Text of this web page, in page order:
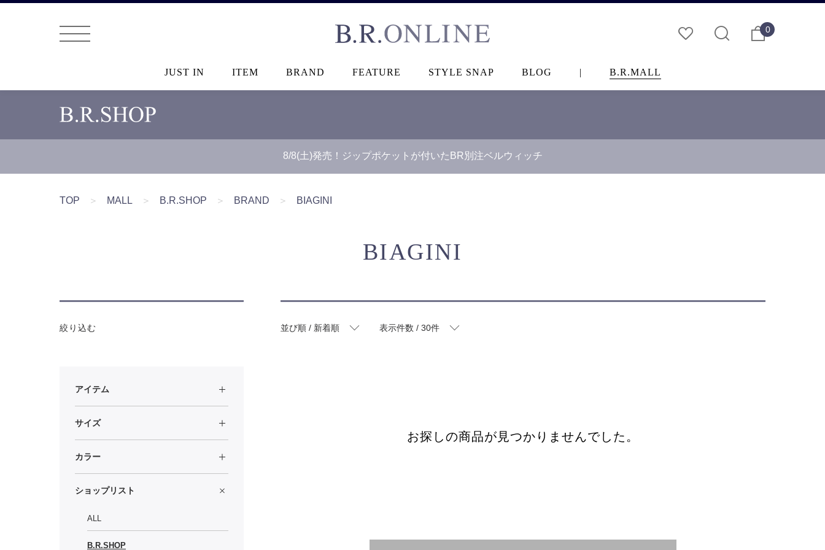
0
JUST IN ITEM BRAND FEATURE STYLE SNAP BLOG | B.R.MALL
8/8(土)発売！ジップポケットが付いたBR別注ベルウィッチ
TOP ＞ MALL ＞ B.R.SHOP ＞ BRAND ＞ BIAGINI
BIAGINI
絞り込む
アイテム
サイズ
カラー
ショップリスト
ALL
B.R.SHOP
並び順 / 新着順 表示件数 / 30件
お探しの商品が見つかりませんでした。